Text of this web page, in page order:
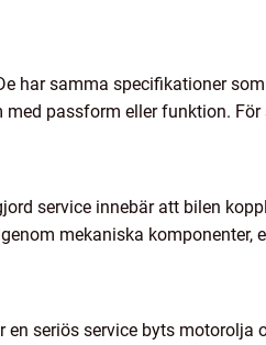
har samma specifikationer
passform eller funktion. För
service innebär att bilen
mekaniska komponenter,
seriös service byts motorolja